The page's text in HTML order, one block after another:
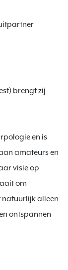
brengt zij
en is
amateurs en
visie op
om
alleen
ontspannen